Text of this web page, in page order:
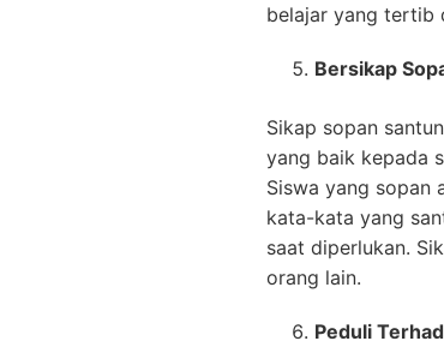
belajar yang tertib
Bersikap
Sikap sopan
yang baik kepada
Siswa yang sopan
kata-kata yang
saat diperlukan.
orang lain.
Peduli